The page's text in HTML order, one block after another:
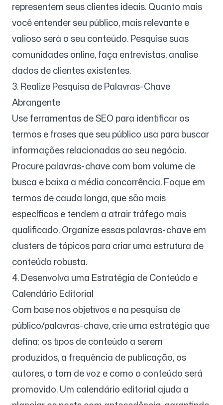
representem seus clientes ideais. Quanto mais
você entender seu público, mais relevante e
valioso será o seu conteúdo. Pesquise suas
comunidades online, faça entrevistas, analise
dados de clientes existentes.
3. Realize Pesquisa de Palavras-Chave
Abrangente
Use ferramentas de SEO para identificar os
termos e frases que seu público usa para buscar
informações relacionadas ao seu negócio.
Procure palavras-chave com bom volume de
busca e baixa a média concorrência. Foque em
termos de cauda longa, que são mais
específicos e tendem a atrair tráfego mais
qualificado. Organize essas palavras-chave em
clusters de tópicos para criar uma estrutura de
conteúdo robusta.
4. Desenvolva uma Estratégia de Conteúdo e
Calendário Editorial
Com base nos objetivos e na pesquisa de
público/palavras-chave, crie uma estratégia que
defina: os tipos de conteúdo a serem
produzidos, a frequência de publicação, os
autores, o tom de voz e como o conteúdo será
promovido. Um calendário editorial ajuda a